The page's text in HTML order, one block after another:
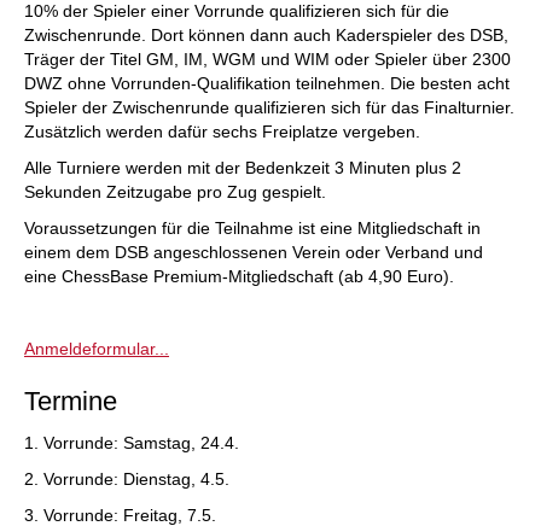
10% der Spieler einer Vorrunde qualifizieren sich für die
Zwischenrunde. Dort können dann auch Kaderspieler des DSB,
Träger der Titel GM, IM, WGM und WIM oder Spieler über 2300
DWZ ohne Vorrunden-Qualifikation teilnehmen. Die besten acht
Spieler der Zwischenrunde qualifizieren sich für das Finalturnier.
Zusätzlich werden dafür sechs Freiplatze vergeben.
Alle Turniere werden mit der Bedenkzeit 3 Minuten plus 2
Sekunden Zeitzugabe pro Zug gespielt.
Voraussetzungen für die Teilnahme ist eine Mitgliedschaft in
einem dem DSB angeschlossenen Verein oder Verband und
eine ChessBase Premium-Mitgliedschaft (ab 4,90 Euro).
Anmeldeformular...
Termine
1. Vorrunde: Samstag, 24.4.
2. Vorrunde: Dienstag, 4.5.
3. Vorrunde: Freitag, 7.5.